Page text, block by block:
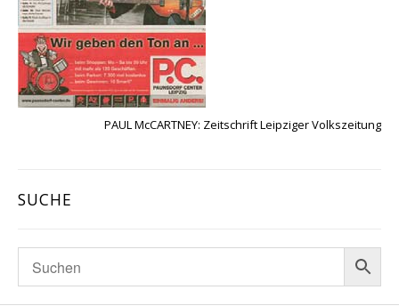
PAUL McCARTNEY: Zeitschrift Leipziger Volkszeitung
SUCHE